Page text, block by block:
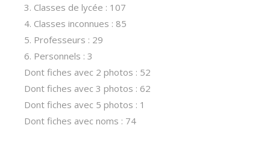
3. Classes de lycée : 107
4. Classes inconnues : 85
5. Professeurs : 29
6. Personnels : 3
Dont fiches avec 2 photos : 52
Dont fiches avec 3 photos : 62
Dont fiches avec 5 photos : 1
Dont fiches avec noms : 74